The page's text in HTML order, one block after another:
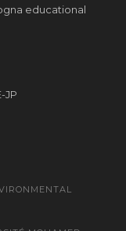
educational
JP